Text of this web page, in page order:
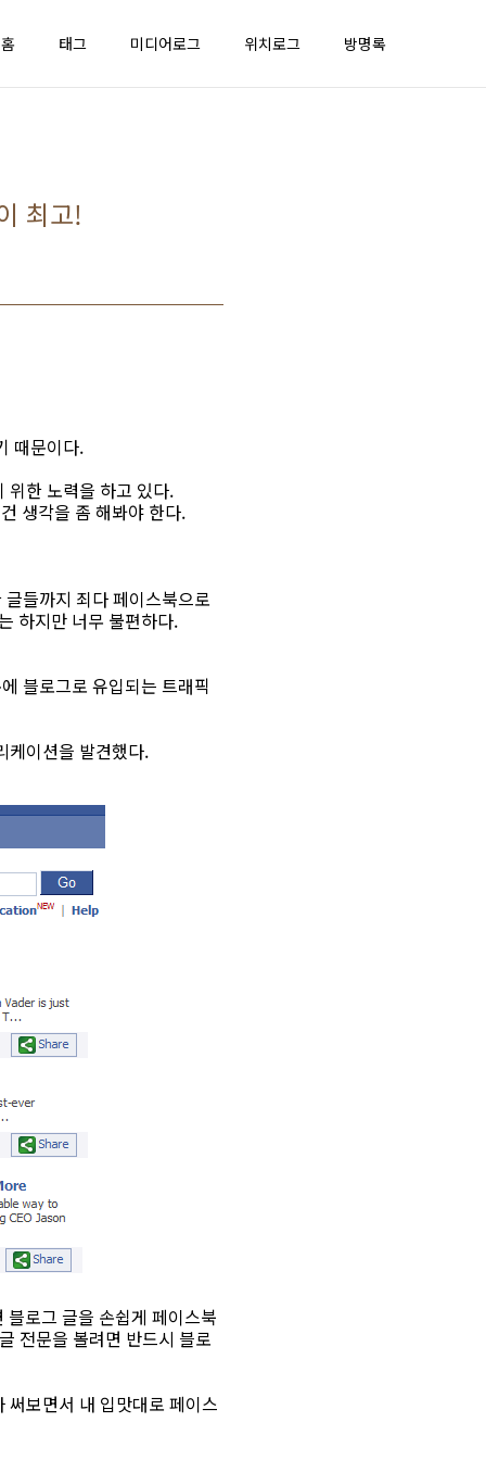
홈 태그 미디어로그 위치로그 방명록
최고!
때문이다.
위한 노력을 하고 있다.
생각을 좀 해봐야 한다.
들까지 죄다 페이스북으로
하지만 너무 불편하다.
블로그로 유입되는 트래픽
케이션을 발견했다.
로그 글을 손쉽게 페이스북
전문을 볼려면 반드시 블로
보면서 내 입맛대로 페이스